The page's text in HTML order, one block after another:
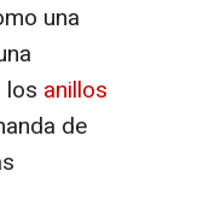
una
los anillos
de